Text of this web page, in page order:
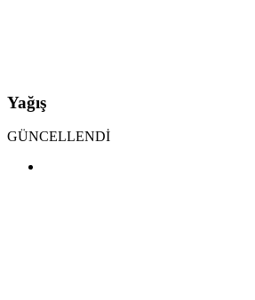
Yağış
GÜNCELLENDİ